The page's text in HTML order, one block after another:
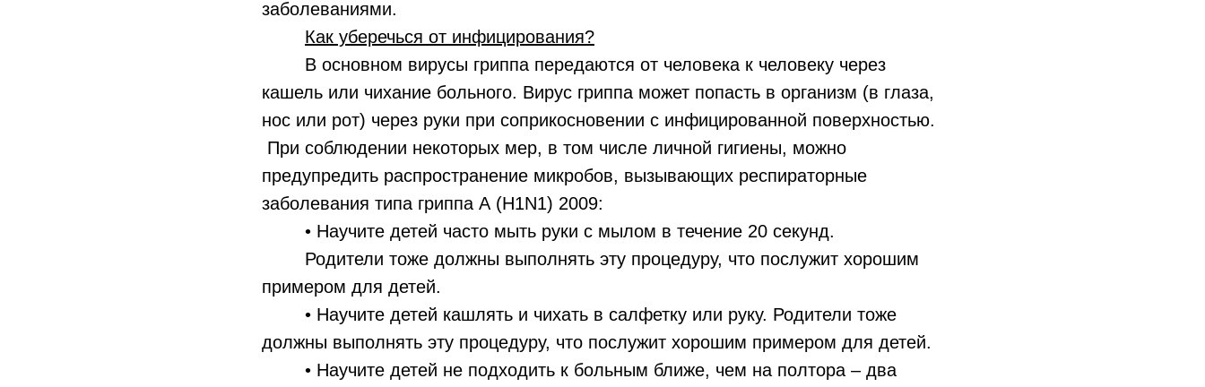
заболеваниями.
Как уберечься от инфицирования?
В основном вирусы гриппа передаются от человека к человеку через
кашель или чихание больного. Вирус гриппа может попасть в организм (в глаза,
нос или рот) через руки при соприкосновении с инфицированной поверхностью.
При соблюдении некоторых мер, в том числе личной гигиены, можно
предупредить распространение микробов, вызывающих респираторные
заболевания типа гриппа А (H1N1) 2009:
• Научите детей часто мыть руки с мылом в течение 20 секунд.
Родители тоже должны выполнять эту процедуру, что послужит хорошим
примером для детей.
• Научите детей кашлять и чихать в салфетку или руку. Родители тоже
должны выполнять эту процедуру, что послужит хорошим примером для детей.
• Научите детей не подходить к больным ближе, чем на полтора – два